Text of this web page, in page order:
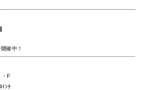
催中！
・F
ｲﾝﾁ